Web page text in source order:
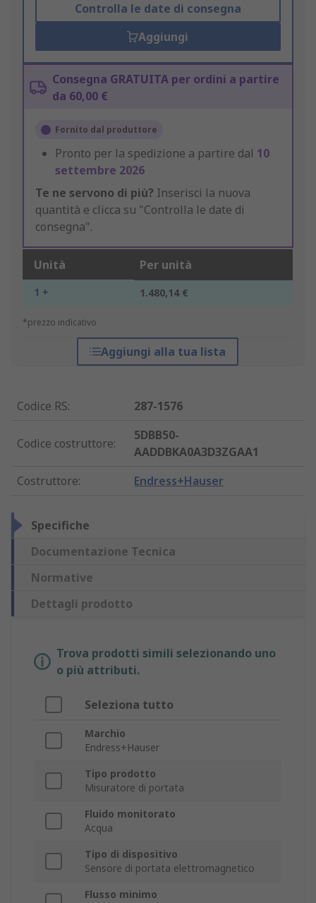
Controlla le date di consegna
Aggiungi
Consegna GRATUITA per ordini a partire
da 60,00 €
Fornito dal produttore
Pronto per la spedizione a partire dal 10
settembre 2026
Te ne servono di più? Inserisci la nuova
quantità e clicca su "Controlla le date di
consegna".
Unità Per unità
1 + 1.480,14 €
*prezzo indicativo
Aggiungi alla tua lista
Codice RS: 287-1576
Codice costruttore:
5DBB50-
AADDBKA0A3D3ZGAA1
Costruttore: Endress+Hauser
Specifiche
Documentazione Tecnica
Normative
Dettagli prodotto
Trova prodotti simili selezionando uno
o più attributi.
Seleziona tutto
Marchio
Endress+Hauser
Tipo prodotto
Misuratore di portata
Fluido monitorato
Acqua
Tipo di dispositivo
Sensore di portata elettromagnetico
Flusso minimo